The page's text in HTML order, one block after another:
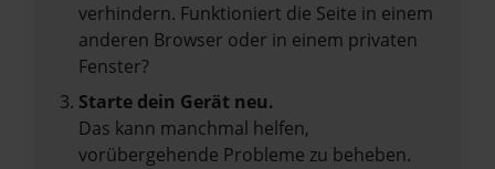
verhindern. Funktioniert die Seite in einem
anderen Browser oder in einem privaten
Fenster?
Starte dein Gerät neu.
Das kann manchmal helfen,
vorübergehende Probleme zu beheben.